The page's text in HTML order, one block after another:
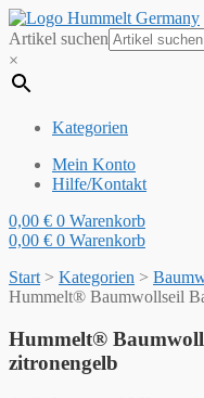
Artikel suchen
×
Kategorien
Mein Konto
Hilfe/Kontakt
0,00 € 0 Warenkorb
0,00 € 0 Warenkorb
Start > Kategorien >
Hummelt® Baumwollseil
Hummelt®
zitronengelb